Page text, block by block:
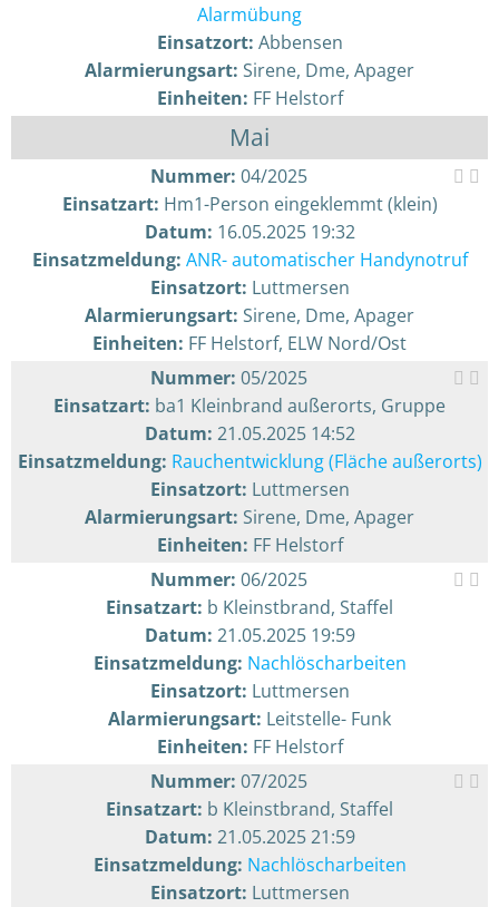
Alarmübung
Einsatzort: Abbensen
Alarmierungsart: Sirene, Dme, Apager
Einheiten: FF Helstorf
Mai
Nummer: 04/2025
Einsatzart: Hm1-Person eingeklemmt (klein)
Datum: 16.05.2025 19:32
Einsatzmeldung: ANR- automatischer Handynotruf
Einsatzort: Luttmersen
Alarmierungsart: Sirene, Dme, Apager
Einheiten: FF Helstorf, ELW Nord/Ost
Nummer: 05/2025
Einsatzart: ba1 Kleinbrand außerorts, Gruppe
Datum: 21.05.2025 14:52
Einsatzmeldung: Rauchentwicklung (Fläche außerorts)
Einsatzort: Luttmersen
Alarmierungsart: Sirene, Dme, Apager
Einheiten: FF Helstorf
Nummer: 06/2025
Einsatzart: b Kleinstbrand, Staffel
Datum: 21.05.2025 19:59
Einsatzmeldung: Nachlöscharbeiten
Einsatzort: Luttmersen
Alarmierungsart: Leitstelle- Funk
Einheiten: FF Helstorf
Nummer: 07/2025
Einsatzart: b Kleinstbrand, Staffel
Datum: 21.05.2025 21:59
Einsatzmeldung: Nachlöscharbeiten
Einsatzort: Luttmersen